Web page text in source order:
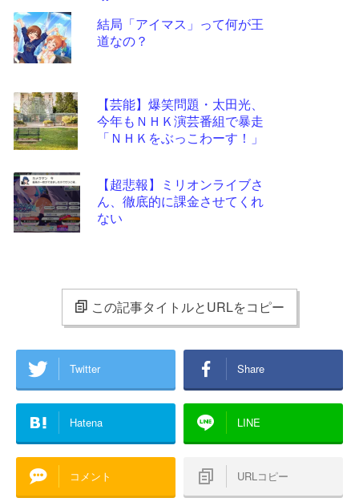
結局「アイマス」って何が王
道なの？
【芸能】爆笑問題・太田光、
今年もＮＨＫ演芸番組で暴走
「ＮＨＫをぶっこわーす！」
【超悲報】ミリオンライブさ
ん、徹底的に課金させてくれ
ない
この記事タイトルとURLをコピー
Twitter Share
Hatena LINE
コメント URLコピー